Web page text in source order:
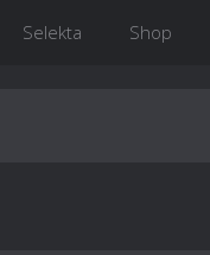
Selekta Shop